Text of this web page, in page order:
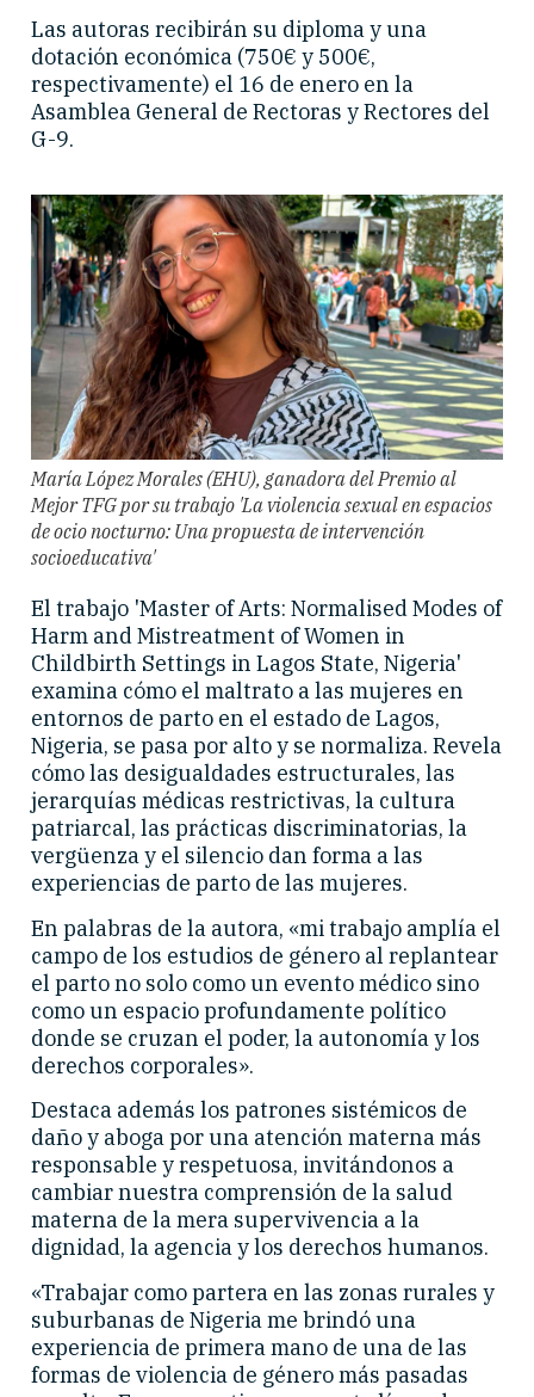
Las autoras recibirán su diploma y una
dotación económica (750€ y 500€,
respectivamente) el 16 de enero en la
Asamblea General de Rectoras y Rectores del
G-9.
María López Morales (EHU), ganadora del Premio al
Mejor TFG por su trabajo 'La violencia sexual en espacios
de ocio nocturno: Una propuesta de intervención
socioeducativa'
El trabajo 'Master of Arts: Normalised Modes of
Harm and Mistreatment of Women in
Childbirth Settings in Lagos State, Nigeria'
examina cómo el maltrato a las mujeres en
entornos de parto en el estado de Lagos,
Nigeria, se pasa por alto y se normaliza. Revela
cómo las desigualdades estructurales, las
jerarquías médicas restrictivas, la cultura
patriarcal, las prácticas discriminatorias, la
vergüenza y el silencio dan forma a las
experiencias de parto de las mujeres.
En palabras de la autora, «mi trabajo amplía el
campo de los estudios de género al replantear
el parto no solo como un evento médico sino
como un espacio profundamente político
donde se cruzan el poder, la autonomía y los
derechos corporales».
Destaca además los patrones sistémicos de
daño y aboga por una atención materna más
responsable y respetuosa, invitándonos a
cambiar nuestra comprensión de la salud
materna de la mera supervivencia a la
dignidad, la agencia y los derechos humanos.
«Trabajar como partera en las zonas rurales y
suburbanas de Nigeria me brindó una
experiencia de primera mano de una de las
formas de violencia de género más pasadas